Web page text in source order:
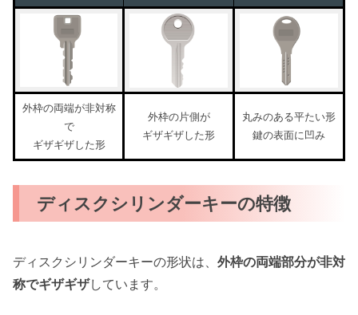
外枠の両端が非対称
で
ギザギザした形
外枠の片側が
ギザギザした形
丸みのある平たい形
鍵の表面に凹み
ディスクシリンダーキーの特徴
ディスクシリンダーキーの形状は、 外枠の両端部分が非対
称でギザギザしています。